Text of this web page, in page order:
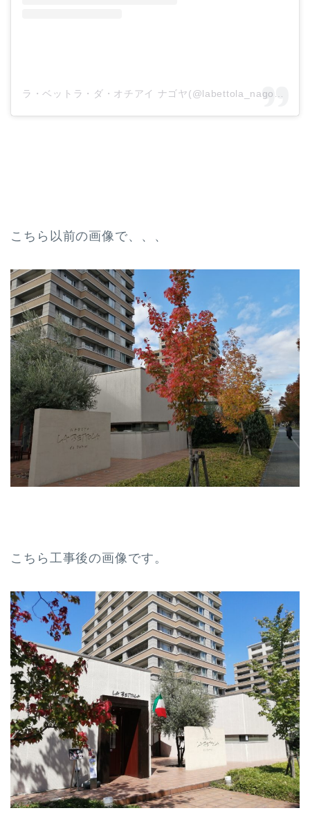
こちら以前の画像で、、、
こちら工事後の画像です。